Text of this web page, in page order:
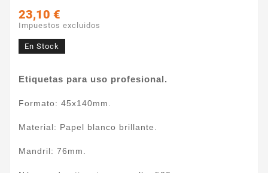
23,10 €
Impuestos excluidos
En Stock
Etiquetas para uso profesional.
Formato: 45x140mm.
Material: Papel blanco brillante.
Mandril: 76mm.